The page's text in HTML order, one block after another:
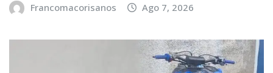
Francomacorisanos Ago 7, 2026